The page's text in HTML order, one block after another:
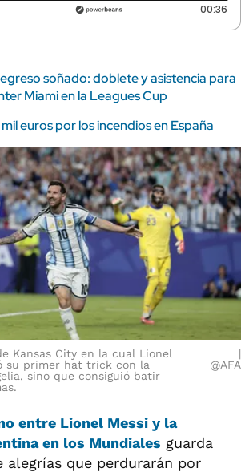
Tiempo transcurrido: 0 segundos 00:36
soñado: doblete y asistencia para
Miami en la Leagues Cup
euros por los incendios en España
Kansas City en la cual Lionel
su primer hat trick con la
sino que consiguió batir
@AFA
entre Lionel Messi y la
en los Mundiales guarda
alegrías que perdurarán por